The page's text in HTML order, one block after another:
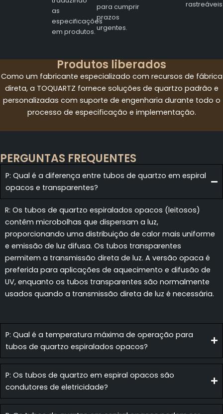
as
especificações
em produtos.
para cumprir
prazos
urgentes.
Produtos liberados
Como um fabricante especializado com recursos de fábrica
direta, a TOQUARTZ fornece soluções de quartzo padrão e
personalizadas com suporte de engenharia durante todo o
processo de especificação e implementação.
PERGUNTAS FREQUENTES
P: Qual é a diferença entre tubos de quartzo em espiral
opacos e transparentes?
R: Os tubos de quartzo espiralados opacos (leitosos)
contêm microbolhas que dispersam a luz,
proporcionando uma distribuição de calor mais uniforme
e emissão de luz difusa. Os tubos transparentes
permitem a transmissão direta de luz. A versão opaca é
preferida para aplicações de aquecimento e difusão de
UV, enquanto os tubos transparentes são normalmente
usados quando a transmissão direta de luz é necessária.
P: Qual é a temperatura máxima de operação para
tubos de quartzo espiralados opacos?
P: Os tubos de quartzo em espiral opacos são
condutores de eletricidade?